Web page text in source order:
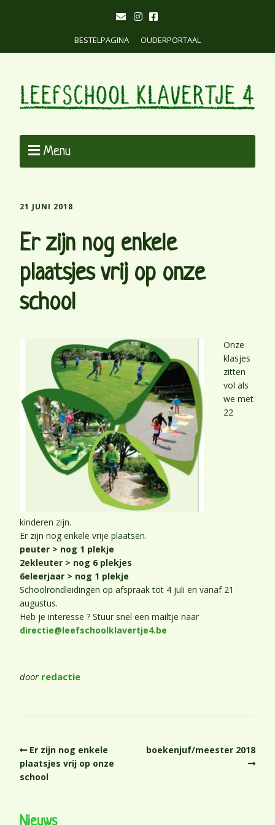
BESTELPAGINA OUDERPORTAAL
Menu
21 JUNI 2018
Er zijn nog enkele
plaatsjes vrij op onze
school
Onze
klasjes
zitten
vol als
we met
22
kinderen zijn.
Er zijn nog enkele vrije plaatsen.
peuter > nog 1 plekje
2ekleuter > nog 6 plekjes
6eleerjaar > nog 1 plekje
Schoolrondleidingen op afspraak tot 4 juli en vanaf 21
augustus.
Heb je interesse ? Stuur snel een mailtje naar
directie@leefschoolklavertje4.be
door redactie
Er zijn nog enkele
plaatsjes vrij op onze
school
boekenjuf/meester 2018